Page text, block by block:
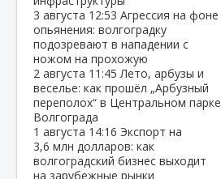
3 августа 12:53 Агрессия на фоне
опьянения: волгоградку
подозревают в нападении с
ножом на прохожую
2 августа 11:45Лето, арбузы и
веселье: как прошёл „Арбузный
переполох“ в Центральном парке
Волгограда
1 августа 14:16 Экспорт на
3,6 млн долларов: как
волгоградский бизнес выходит
на зарубежные рынки